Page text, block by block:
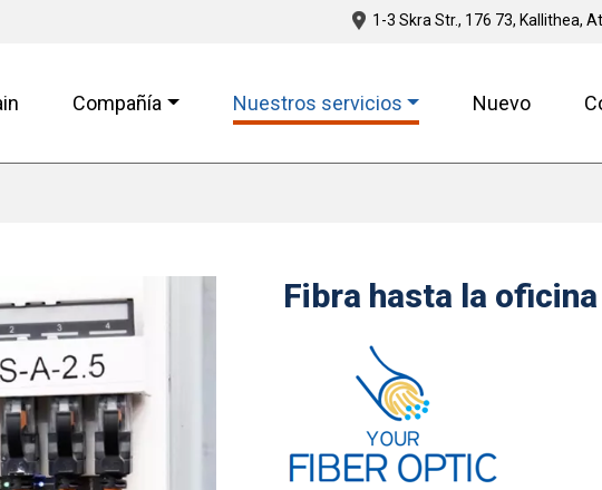
1-3 Skra Str., 176 73, Kallithea,
Compañía Nuestros servicios Nuevo
Fibra hasta la